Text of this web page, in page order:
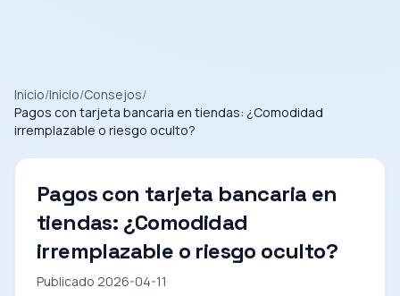
Inicio/Inicio/Consejos/
Pagos con tarjeta bancaria en tiendas: ¿Comodidad
irremplazable o riesgo oculto?
Pagos con tarjeta bancaria en
tiendas: ¿Comodidad
irremplazable o riesgo oculto?
Publicado 2026-04-11